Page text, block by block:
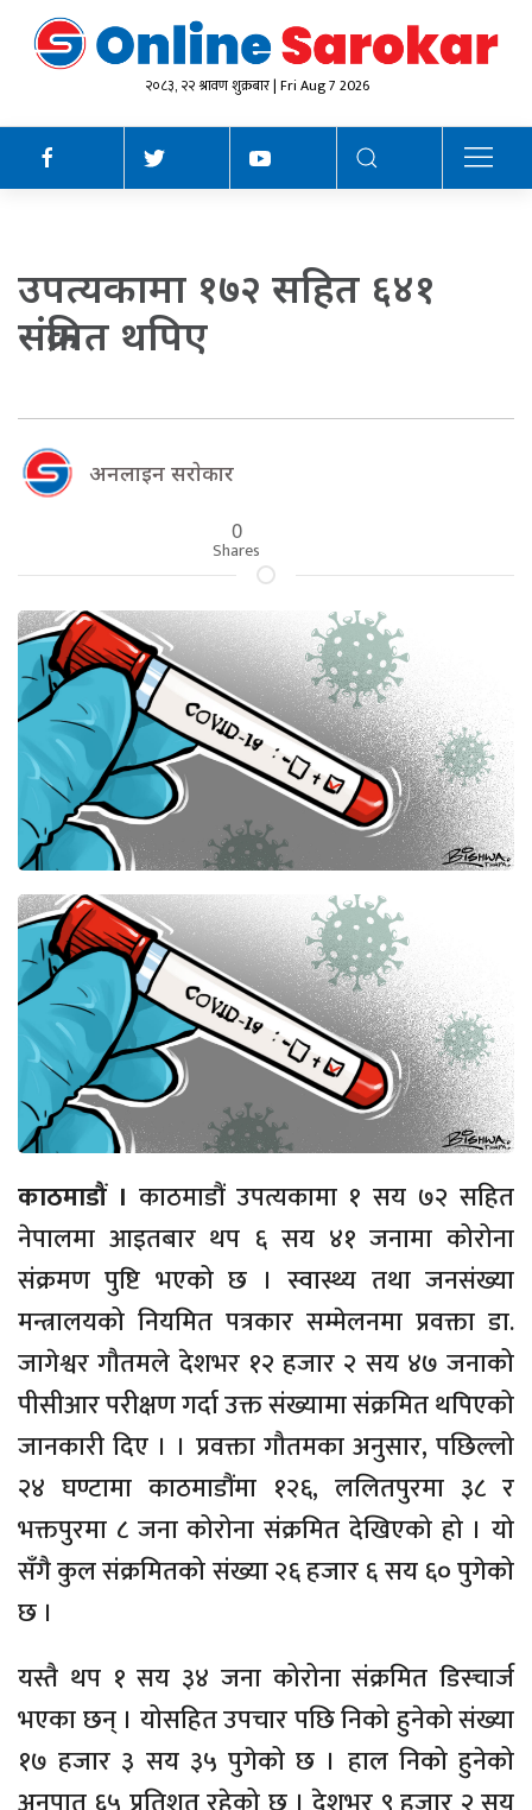
२०८३, २२ श्रावण शुक्रबार | Fri Aug 7 2026
उपत्यकामा १७२ सहित ६४१
संक्रमित थपिए
अनलाइन सराेकार
0
Shares
काठमाडौं । काठमाडौं उपत्यकामा १ सय ७२ सहित
नेपालमा आइतबार थप ६ सय ४१ जनामा कोरोना
संक्रमण पुष्टि भएको छ । स्वास्थ्य तथा जनसंख्या
मन्त्रालयको नियमित पत्रकार सम्मेलनमा प्रवक्ता डा.
जागेश्वर गौतमले देशभर १२ हजार २ सय ४७ जनाको
पीसीआर परीक्षण गर्दा उक्त संख्यामा संक्रमित थपिएको
जानकारी दिए । । प्रवक्ता गौतमका अनुसार, पछिल्लो
२४ घण्टामा काठमाडौंमा १२६, ललितपुरमा ३८ र
भक्तपुरमा ८ जना कोरोना संक्रमित देखिएको हो । यो
सँगै कुल संक्रमितको संख्या २६ हजार ६ सय ६० पुगेको
छ ।
यस्तै थप १ सय ३४ जना कोरोना संक्रमित डिस्चार्ज
भएका छन् । योसहित उपचार पछि निको हुनेको संख्या
१७ हजार ३ सय ३५ पुगेको छ । हाल निको हुनेको